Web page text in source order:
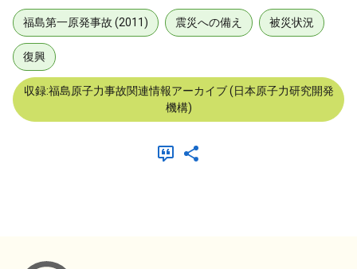
福島第一原発事故 (2011) 震災への備え 被災状況
復興
収録:福島原子力事故関連情報アーカイブ (日本原子力研究開発
機構)